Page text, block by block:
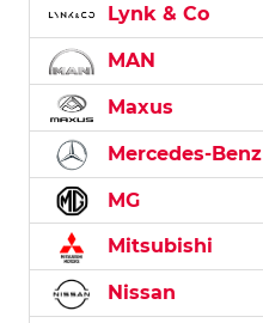
Lynk & Co
MAN
Maxus
Mercedes-Benz
MG
Mitsubishi
Nissan